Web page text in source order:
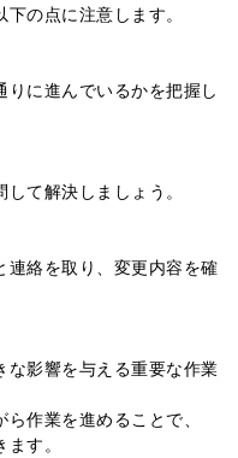
の点に注意します。
に進んでいるかを把握し
て解決しましょう。
絡を取り、変更内容を確
影響を与える重要な作業
作業を進めることで、
す。